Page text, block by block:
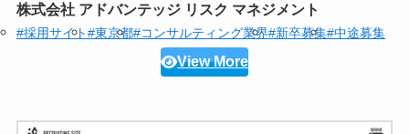
株式会社 アドバンテッジ リスク マネジメント
#採用サイト#東京都#コンサルティング業界#新卒募集#中途募集
View More